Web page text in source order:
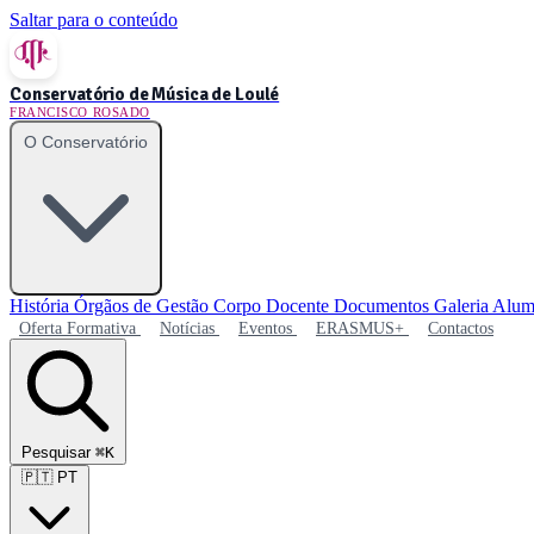
Saltar para o conteúdo
Conservatório de Música de Loulé
FRANCISCO ROSADO
O Conservatório
História Órgãos de Gestão Corpo Docente Documentos Galeria
Oferta Formativa Notícias Eventos ERASMUS+ Contactos
Pesquisar ⌘K
🇵🇹 PT